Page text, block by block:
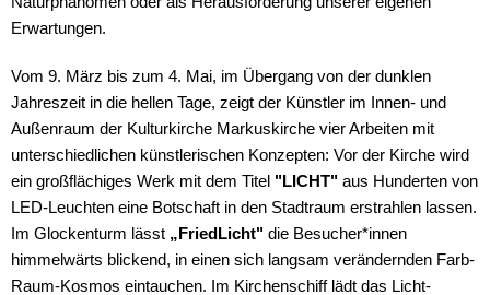
Erwartungen.
Vom 9. März bis zum 4. Mai, im Übergang von der dunklen
Jahreszeit in die hellen Tage, zeigt der Künstler im Innen- und
Außenraum der Kulturkirche Markuskirche vier Arbeiten mit
unterschiedlichen künstlerischen Konzepten: Vor der Kirche wird
ein großflächiges Werk mit dem Titel "LICHT" aus Hunderten von
LED-Leuchten eine Botschaft in den Stadtraum erstrahlen lassen.
Im Glockenturm lässt „FriedLicht" die Besucher*innen
himmelwärts blickend, in einen sich langsam verändernden Farb-
Raum-Kosmos eintauchen. Im Kirchenschiff lädt das Licht-